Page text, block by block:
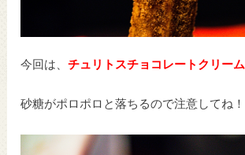
今回は、チュリトスチョコレートクリーム
砂糖がポロポロと落ちるので注意してね！